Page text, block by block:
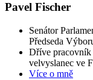
Pavel Fischer
Senátor
Předseda
Dříve pracovník
velvyslanec ve
Více o mně